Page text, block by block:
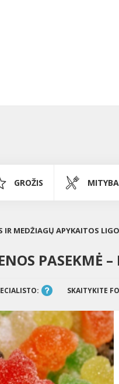
GROŽIS MITYBA
IR MEDŽIAGŲ APYKAITOS
PASEKMĖ
SKAITYKITE